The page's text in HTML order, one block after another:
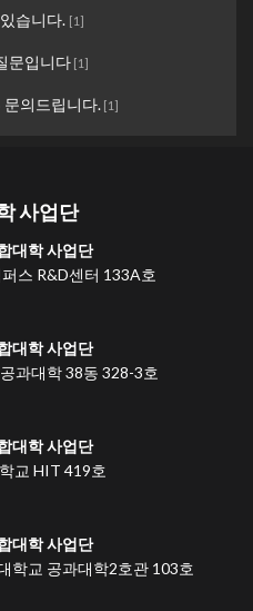
습니다. [1]
문입니다 [1]
의드립니다. [1]
사업단
대학 사업단
스 R&D센터 133A호
대학 사업단
과대학 38동 328-3호
대학 사업단
교 HIT 419호
대학 사업단
학교 공과대학2호관 103호